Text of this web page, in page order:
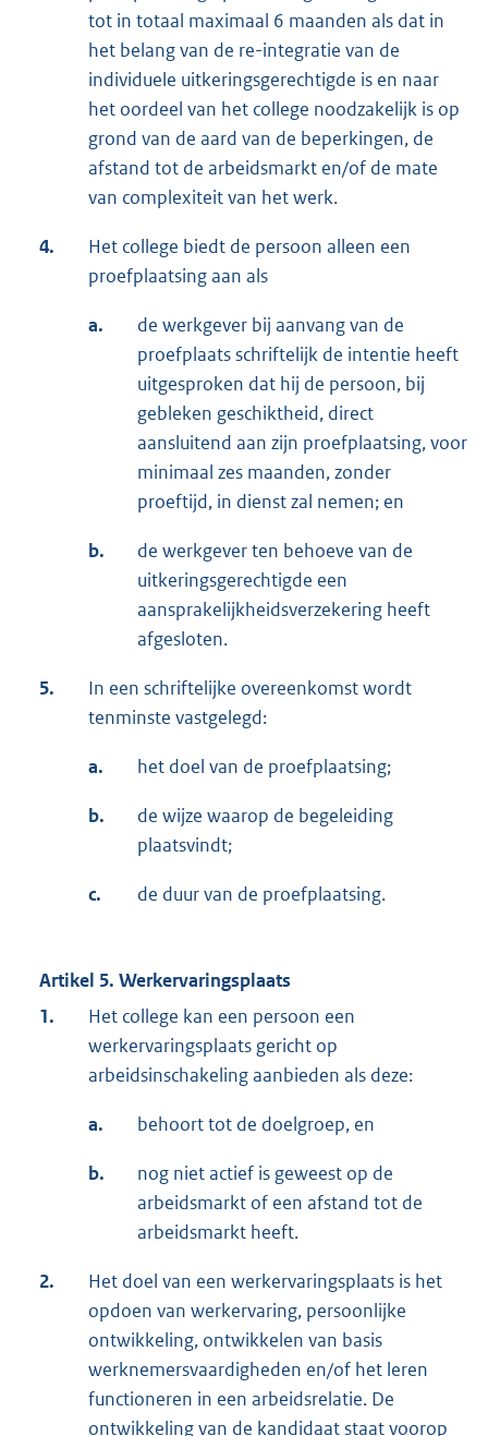
tot in totaal maximaal 6 maanden als dat in
het belang van de re-integratie van de
individuele uitkeringsgerechtigde is en naar
het oordeel van het college noodzakelijk is op
grond van de aard van de beperkingen, de
afstand tot de arbeidsmarkt en/of de mate
van complexiteit van het werk.
4.
Het college biedt de persoon alleen een
proefplaatsing aan als
a.
de werkgever bij aanvang van de
proefplaats schriftelijk de intentie heeft
uitgesproken dat hij de persoon, bij
gebleken geschiktheid, direct
aansluitend aan zijn proefplaatsing, voor
minimaal zes maanden, zonder
proeftijd, in dienst zal nemen; en
b.
de werkgever ten behoeve van de
uitkeringsgerechtigde een
aansprakelijkheidsverzekering heeft
afgesloten.
5.
In een schriftelijke overeenkomst wordt
tenminste vastgelegd:
a. het doel van de proefplaatsing;
b.
de wijze waarop de begeleiding
plaatsvindt;
c. de duur van de proefplaatsing.
Artikel 5. Werkervaringsplaats
1.
Het college kan een persoon een
werkervaringsplaats gericht op
arbeidsinschakeling aanbieden als deze:
a. behoort tot de doelgroep, en
b.
nog niet actief is geweest op de
arbeidsmarkt of een afstand tot de
arbeidsmarkt heeft.
2.
Het doel van een werkervaringsplaats is het
opdoen van werkervaring, persoonlijke
ontwikkeling, ontwikkelen van basis
werknemersvaardigheden en/of het leren
functioneren in een arbeidsrelatie. De
ontwikkeling van de kandidaat staat voorop